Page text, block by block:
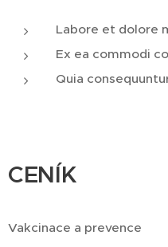
Labore et dolore
Ex ea commodi
Quia
CENÍK
Vakcinace a prevence